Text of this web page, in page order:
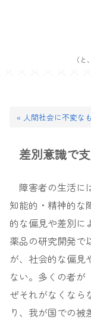
（
« 人間社会に不変な
差別意識で
障害者の生活に
知能的・精神的な
的な偏見や差別に
薬品の研究開発で
が、社会的な偏見
ない。多くの者が
ぜそれがなくなら
り、我が国での